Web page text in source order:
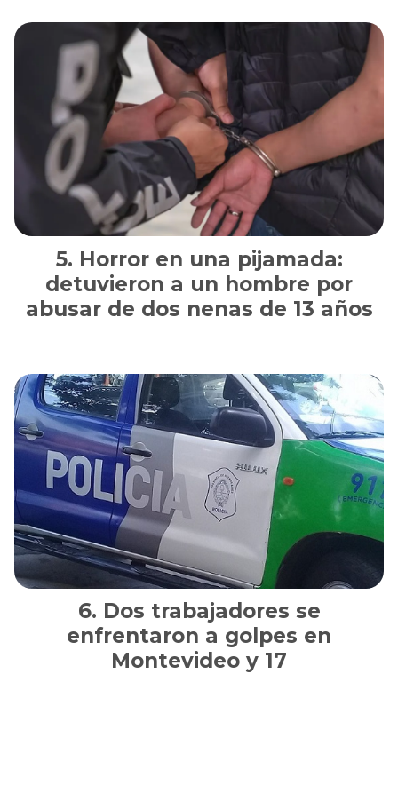
Horror en una pijamada:
detuvieron a un hombre por
abusar de dos nenas de 13 años
Dos trabajadores se
enfrentaron a golpes en
Montevideo y 17